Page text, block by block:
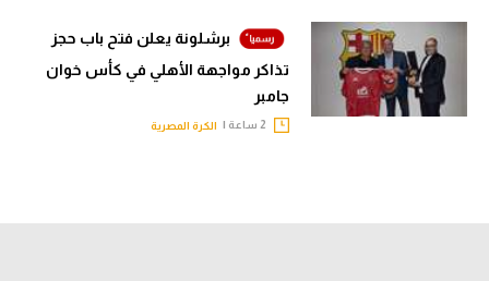
برشلونة يعلن فتح باب حجز
تذاكر مواجهة الأهلي في كأس خوان
جامبر
الكرة المصرية